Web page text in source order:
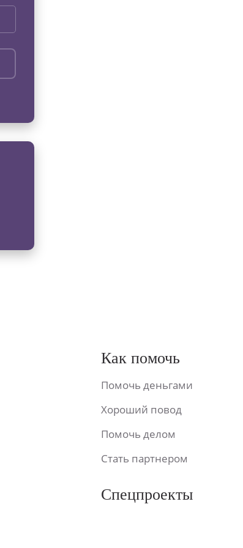
Как помочь
Помочь деньгами
Хороший повод
Помочь делом
Стать партнером
Спецпроекты